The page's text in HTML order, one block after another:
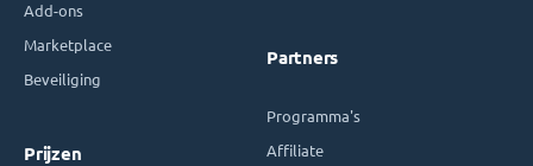
Add-ons
Marketplace
Beveiliging
Prijzen
Partners
Programma's
Affiliate